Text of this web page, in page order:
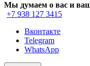
Мы думаем о вас и
+7 938 127 3415
Вконтакте
Telegram
WhatsApp